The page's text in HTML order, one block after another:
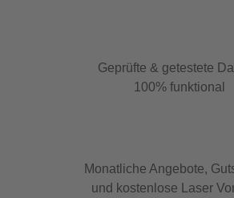
Geprüfte & getestete
100% funktional
Monatliche Angebote,
und kostenlose Laser